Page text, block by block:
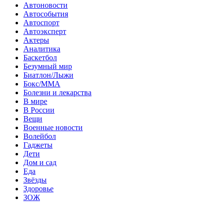
Автоновости
Автособытия
Автоспорт
Автоэксперт
Актеры
Аналитика
Баскетбол
Безумный мир
Биатлон/Лыжи
Бокс/MMA
Болезни и лекарства
В мире
В России
Вещи
Военные новости
Волейбол
Гаджеты
Дети
Дом и сад
Еда
Звёзды
Здоровье
ЗОЖ